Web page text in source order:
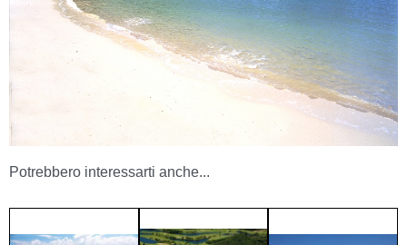
Potrebbero interessarti anche...